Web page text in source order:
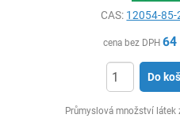
CAS: 12054-85-
cena bez DPH 64
Do
Průmyslová množství látek